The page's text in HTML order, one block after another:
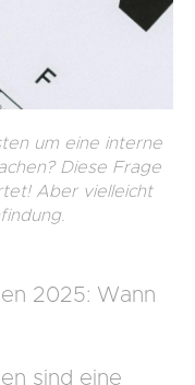
um eine interne
Diese Frage
Aber vielleicht
2025: Wann
sind eine